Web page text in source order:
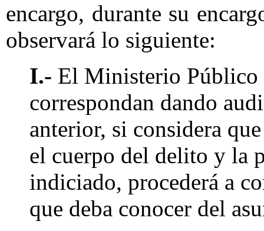
encargo, durante su
observará lo siguiente:
I.- El Ministerio Público
correspondan dando
anterior, si considera
el cuerpo del delito y la
indiciado, procederá a
que deba conocer del